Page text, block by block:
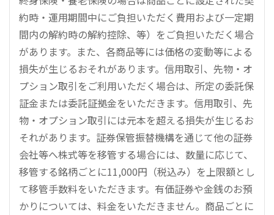
約時・運用期間中にご負担いただく費用および一定期
間内の解約時の解約控除、等）をご負担いただく場合
があります。また、各商品等には価格の変動等による
損失が生じるおそれがあります。信用取引、先物・オ
プション取引をご利用いただく場合は、所定の委託保
証金または委託証拠金をいただきます。信用取引、先
物・オプション取引には元本を超える損失が生じるお
それがあります。証券保管振替機構を通じて他の証券
会社等へ株式等を移管する場合には、数量に応じて、
移管する銘柄ごとに11,000円（税込み）を上限額とし
て移管手数料をいただきます。有価証券や金銭のお預
かりについては、料金をいただきません。商品ごとに